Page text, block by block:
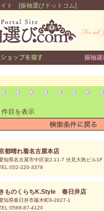
ト [振袖選びドットコム]
目を表示
都晴れ着名古屋本店
知県名古屋市中区栄2-11-7 伏見大島ビル1F
220-3378
きものくらちK.Style 春日井店
知県春日井市篠木町8-2827-1
87-4120